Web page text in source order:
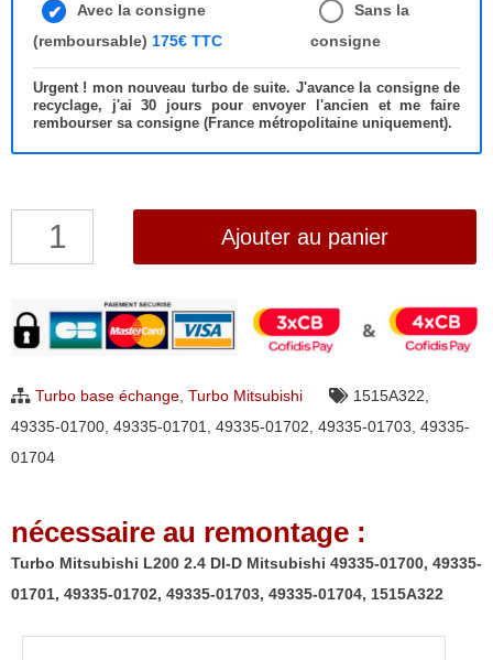
Avec la consigne
(remboursable) 175€ TTC
Sans la
consigne
Urgent ! mon nouveau turbo de suite. J'avance la consigne de
recyclage, j'ai 30 jours pour envoyer l'ancien et me faire
rembourser sa consigne (France métropolitaine uniquement).
quantité
Mitsubishi
L200
DI-
01700,
49335-
01701,
Ajouter au panier
Turbo base échange, Turbo Mitsubishi 1515A322,
49335-01700, 49335-01701, 49335-01702, 49335-01703, 49335-
01704
nécessaire au remontage :
Turbo Mitsubishi L200 2.4 DI-D Mitsubishi 49335-01700, 49335-
01701, 49335-01702, 49335-01703, 49335-01704, 1515A322